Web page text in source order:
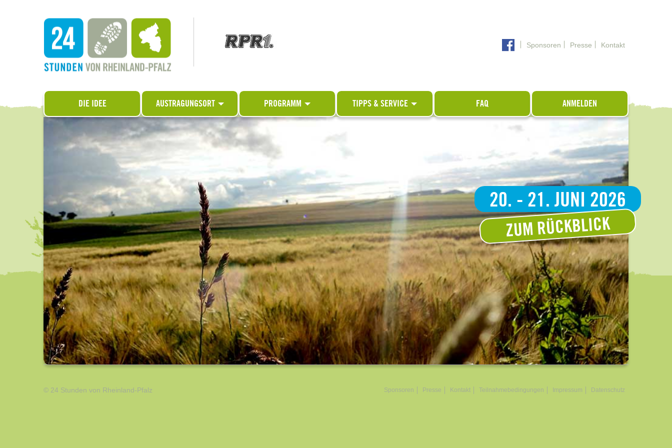
Sponsoren Presse Kontakt
DIE IDEE AUSTRAGUNGSORT PROGRAMM TIPPS & SERVICE FAQ ANMELDEN
20. - 21. JUNI 2026
ZUM RÜCKBLICK
© 24 Stunden von Rheinland-Pfalz Sponsoren Presse Kontakt Teilnahmebedingungen Impressum Datenschutz